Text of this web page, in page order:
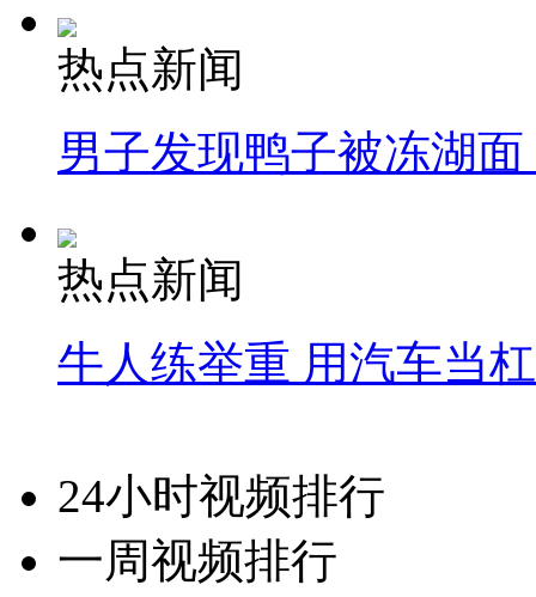
热点新闻
男子发现鸭子被冻湖
热点新闻
牛人练举重 用汽车当
24小时视频排行
一周视频排行